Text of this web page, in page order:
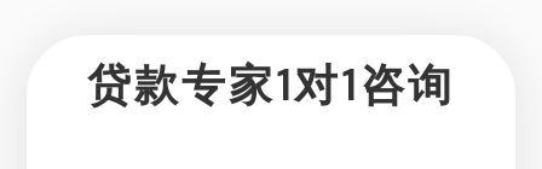
贷款专家1对1咨询